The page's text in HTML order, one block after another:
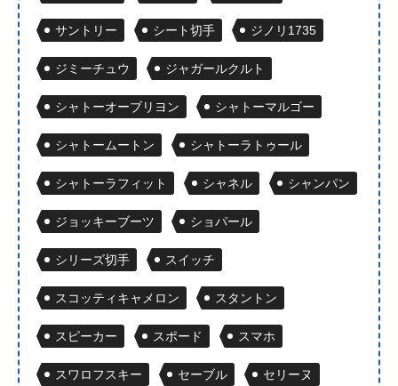
サントリー シート切手 ジノリ1735
ジミーチュウ ジャガールクルト
シャトーオーブリヨン シャトーマルゴー
シャトームートン シャトーラトゥール
シャトーラフィット シャネル シャンパン
ジョッキーブーツ ショパール
シリーズ切手 スイッチ
スコッティキャメロン スタントン
スピーカー スポード スマホ
スワロフスキー セーブル セリーヌ